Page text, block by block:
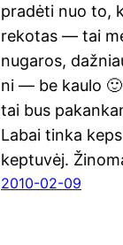
pra­dė­ti nuo to,
re­ko­tas — tai
nuga­ros,
ni — be kau­lo
tai bus
Labai tin­ka
kep­tu­vėj.
2010-02-09